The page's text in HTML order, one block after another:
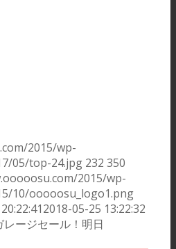
2015/wp-
05/top-24.jpg 232 350
2015/wp-
10/ooooosu_logo1.png
2018-05-25 13:22:32
ージセール！明日